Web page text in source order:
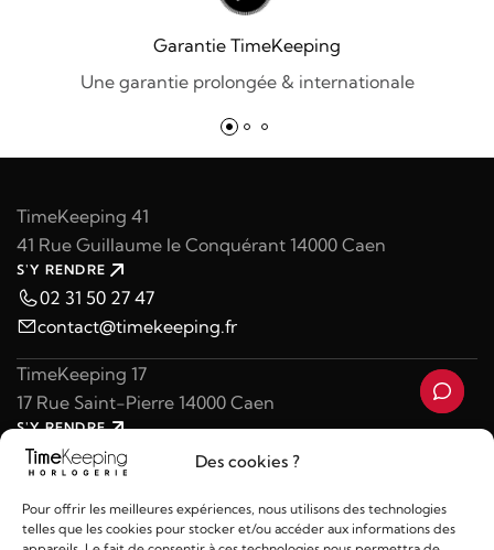
Des cookies ?
Pour offrir les meilleures expériences, nous utilisons des technologies
telles que les cookies pour stocker et/ou accéder aux informations des
Garantie TimeKeeping
Une garantie prolongée & internationale
TimeKeeping 41
41 Rue Guillaume le Conquérant 14000 Caen
S'Y RENDRE
02 31 50 27 47
contact@timekeeping.fr
TimeKeeping 17
17 Rue Saint-Pierre 14000 Caen
S'Y RENDRE
02 31 47 49 97
contact@timekeeping.fr